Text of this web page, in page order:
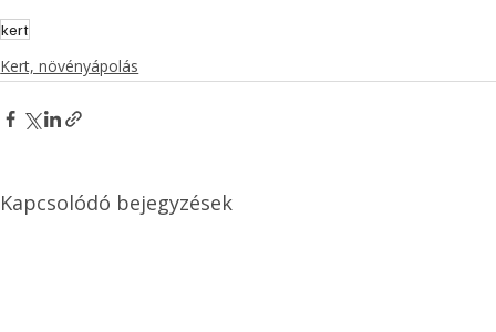
kert
Kert, növényápolás
Kapcsolódó bejegyzések